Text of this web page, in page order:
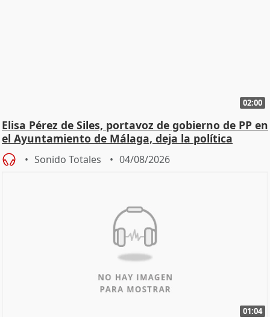
02:00
Elisa Pérez de Siles, portavoz de gobierno de PP en
el Ayuntamiento de Málaga, deja la política
Sonido Totales 04/08/2026
01:04